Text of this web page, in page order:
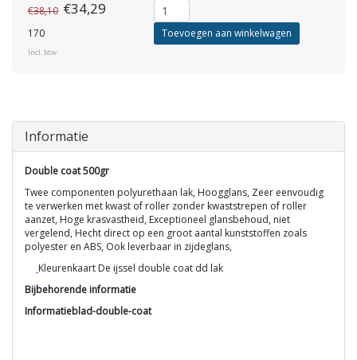
€38,10 €34,29
170
Incl. btw
Toevoegen aan winkelwagen
Informatie
Double coat 500gr
Twee componenten polyurethaan lak, Hoogglans, Zeer eenvoudig
te verwerken met kwast of roller zonder kwaststrepen of roller
aanzet, Hoge krasvastheid, Exceptioneel glansbehoud, niet
vergelend, Hecht direct op een groot aantal kunststoffen zoals
polyester en ABS, Ook leverbaar in zijdeglans,
Kleurenkaart De ijssel double coat dd lak
Bijbehorende informatie
Informatieblad-double-coat